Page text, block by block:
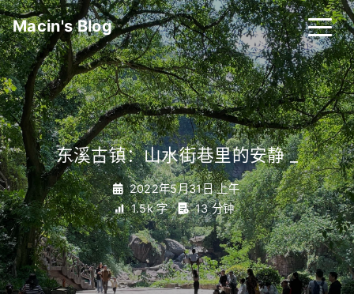
Macin's Blog
东溪古镇：山水街巷里的安静_
2022年5月31日 上午
1.5k 字
13 分钟